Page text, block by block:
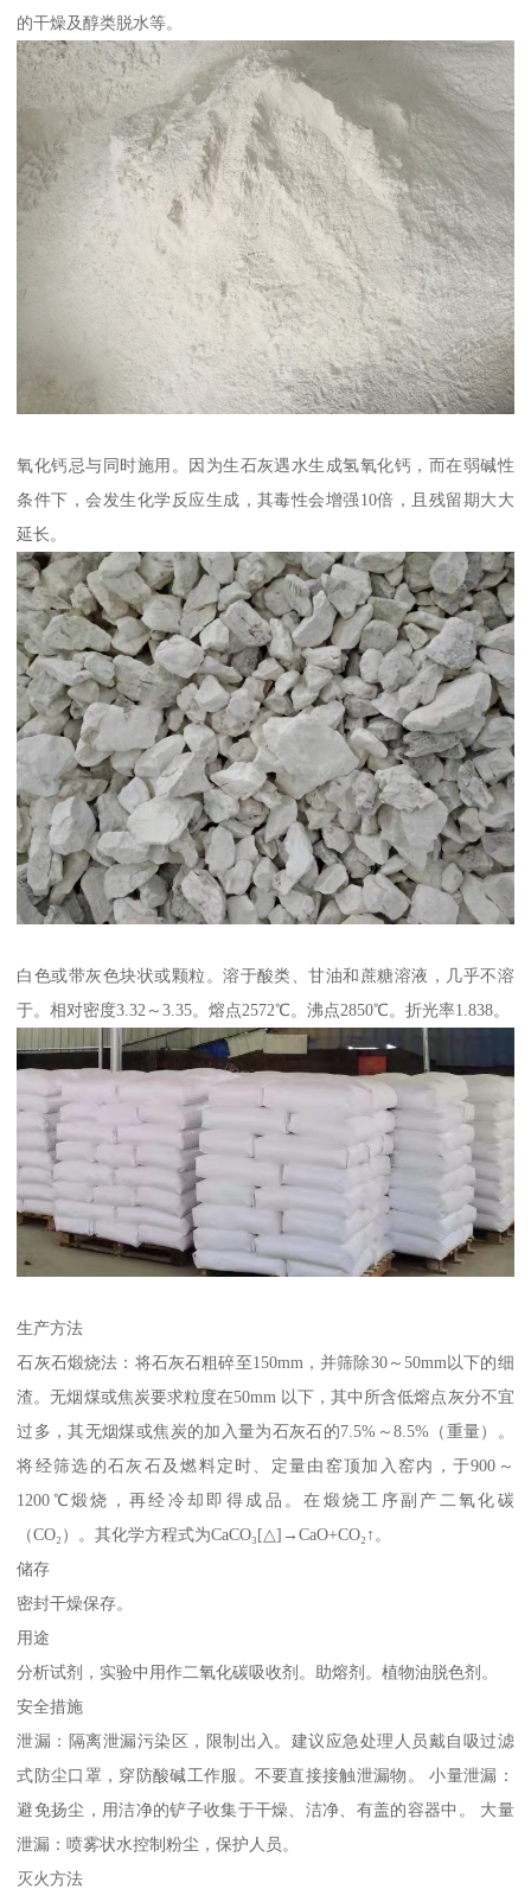
的干燥及醇类脱水等。
氧化钙忌与同时施用。因为生石灰遇水生成氢氧化钙，而在弱碱性
条件下，会发生化学反应生成，其毒性会增强10倍，且残留期大大
延长。
白色或带灰色块状或颗粒。溶于酸类、甘油和蔗糖溶液，几乎不溶
于。相对密度3.32～3.35。熔点2572℃。沸点2850℃。折光率1.838。
生产方法
石灰石煅烧法：将石灰石粗碎至150mm，并筛除30～50mm以下的细
渣。无烟煤或焦炭要求粒度在50mm 以下，其中所含低熔点灰分不宜
过多，其无烟煤或焦炭的加入量为石灰石的7.5%～8.5%（重量）。
将经筛选的石灰石及燃料定时、定量由窑顶加入窑内，于900～
1200℃煅烧，再经冷却即得成品。在煅烧工序副产二氧化碳
（CO₂）。其化学方程式为CaCO₃[△]→CaO+CO₂↑。
储存
密封干燥保存。
用途
分析试剂，实验中用作二氧化碳吸收剂。助熔剂。植物油脱色剂。
安全措施
泄漏：隔离泄漏污染区，限制出入。建议应急处理人员戴自吸过滤
式防尘口罩，穿防酸碱工作服。不要直接接触泄漏物。 小量泄漏：
避免扬尘，用洁净的铲子收集于干燥、洁净、有盖的容器中。 大量
泄漏：喷雾状水控制粉尘，保护人员。
灭火方法